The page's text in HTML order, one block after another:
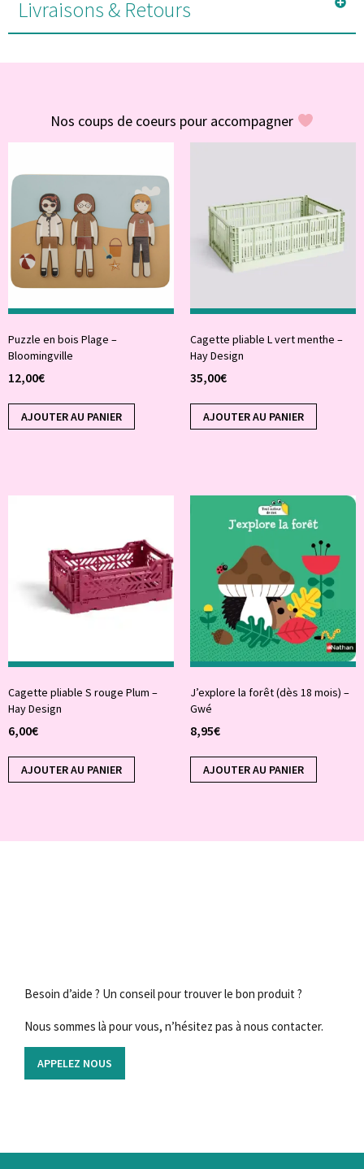
Livraisons & Retours
Nos coups de coeurs pour accompagner
Puzzle en bois Plage –
Bloomingville
12,00€
AJOUTER AU PANIER
Cagette pliable L vert menthe –
Hay Design
35,00€
AJOUTER AU PANIER
Cagette pliable S rouge Plum –
Hay Design
6,00€
AJOUTER AU PANIER
J’explore la forêt (dès 18 mois) –
Gwé
8,95€
AJOUTER AU PANIER
Besoin d’aide ? Un conseil pour trouver le bon produit ?
Nous sommes là pour vous, n’hésitez pas à nous contacter.
APPELEZ NOUS